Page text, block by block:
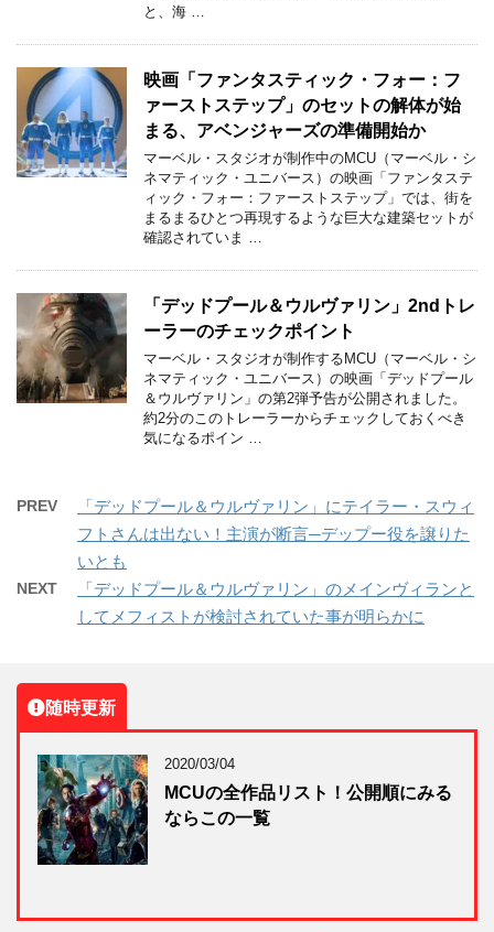
と、海 …
映画「ファンタスティック・フォー：フ
ァーストステップ」のセットの解体が始
まる、アベンジャーズの準備開始か
マーベル・スタジオが制作中のMCU（マーベル・シ
ネマティック・ユニバース）の映画「ファンタステ
ィック・フォー：ファーストステップ」では、街を
まるまるひとつ再現するような巨大な建築セットが
確認されていま …
「デッドプール＆ウルヴァリン」2ndトレ
ーラーのチェックポイント
マーベル・スタジオが制作するMCU（マーベル・シ
ネマティック・ユニバース）の映画「デッドプール
＆ウルヴァリン」の第2弾予告が公開されました。
約2分のこのトレーラーからチェックしておくべき
気になるポイン …
PREV
「デッドプール＆ウルヴァリン」にテイラー・スウィ
フトさんは出ない！主演が断言─デップー役を譲りた
いとも
NEXT
「デッドプール＆ウルヴァリン」のメインヴィランと
してメフィストが検討されていた事が明らかに
随時更新
2020/03/04
MCUの全作品リスト！公開順にみる
ならこの一覧